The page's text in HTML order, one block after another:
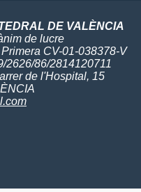
DE VALÈNCIA
de lucre
CV-01-038378-V
2626/86/2814120711
de l'Hospital, 15